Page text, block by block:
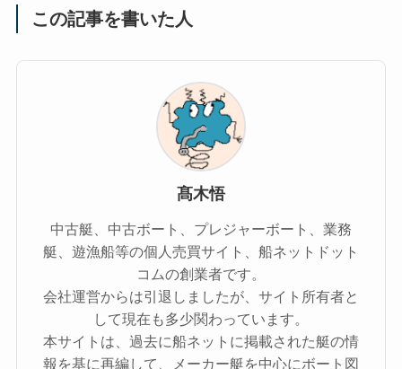
この記事を書いた人
髙木悟
中古艇、中古ボート、プレジャーボート、業務
艇、遊漁船等の個人売買サイト、船ネットドット
コムの創業者です。
会社運営からは引退しましたが、サイト所有者と
して現在も多少関わっています。
本サイトは、過去に船ネットに掲載された艇の情
報を基に再編して、メーカー艇を中心にボート図